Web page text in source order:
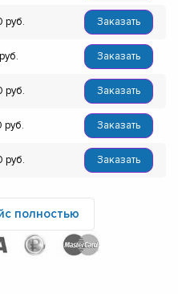
Заказать
Заказать
Заказать
Заказать
Заказать
полностью